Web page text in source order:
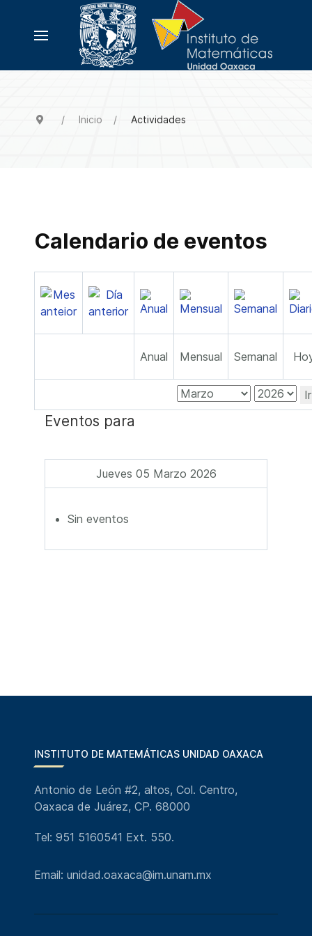
Inicio Actividades
Calendario de eventos
Anual Mensual Semanal
Eventos para
Jueves 05 Marzo 2026
Sin eventos
INSTITUTO DE MATEMÁTICAS UNIDAD OAXACA
Antonio de León #2, altos, Col. Centro,
Oaxaca de Juárez, CP. 68000
Tel: 951 5160541 Ext. 550.
Email: unidad.oaxaca@im.unam.mx